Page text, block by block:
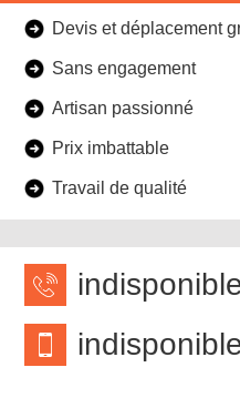
Devis et déplacement
Sans engagement
Artisan passionné
Prix imbattable
Travail de qualité